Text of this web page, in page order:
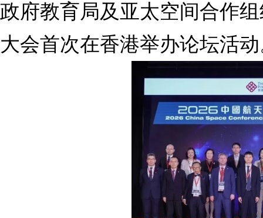
政府教育局及亚太空间合作
大会首次在香港举办论坛活